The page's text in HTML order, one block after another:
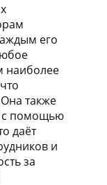
его
наиболее
также
с помощью
даёт
и
за